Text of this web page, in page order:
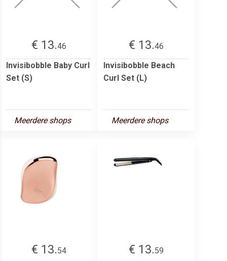
€ 13.46
Invisibobble Baby Curl
Set (S)
Meerdere shops
€ 13.46
Invisibobble Beach
Curl Set (L)
Meerdere shops
€ 13.54
€ 13.59